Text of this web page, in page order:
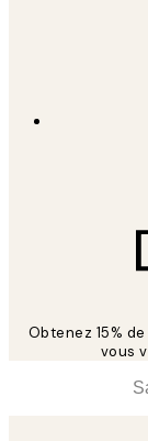
Obtenez 15%
vous